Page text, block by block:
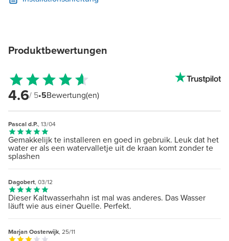
Produktbewertungen
4.6/ 5•5Bewertung(en)
Pascal d.P., 13/04
Gemakkelijk te installeren en goed in gebruik. Leuk dat het
water er als een watervalletje uit de kraan komt zonder te
splashen
Dagobert, 03/12
Dieser Kaltwasserhahn ist mal was anderes. Das Wasser
läuft wie aus einer Quelle. Perfekt.
Marjan Oosterwijk, 25/11